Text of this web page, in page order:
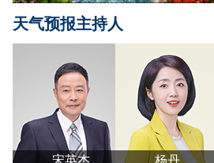
天气预报主持人
宋英杰 杨丹